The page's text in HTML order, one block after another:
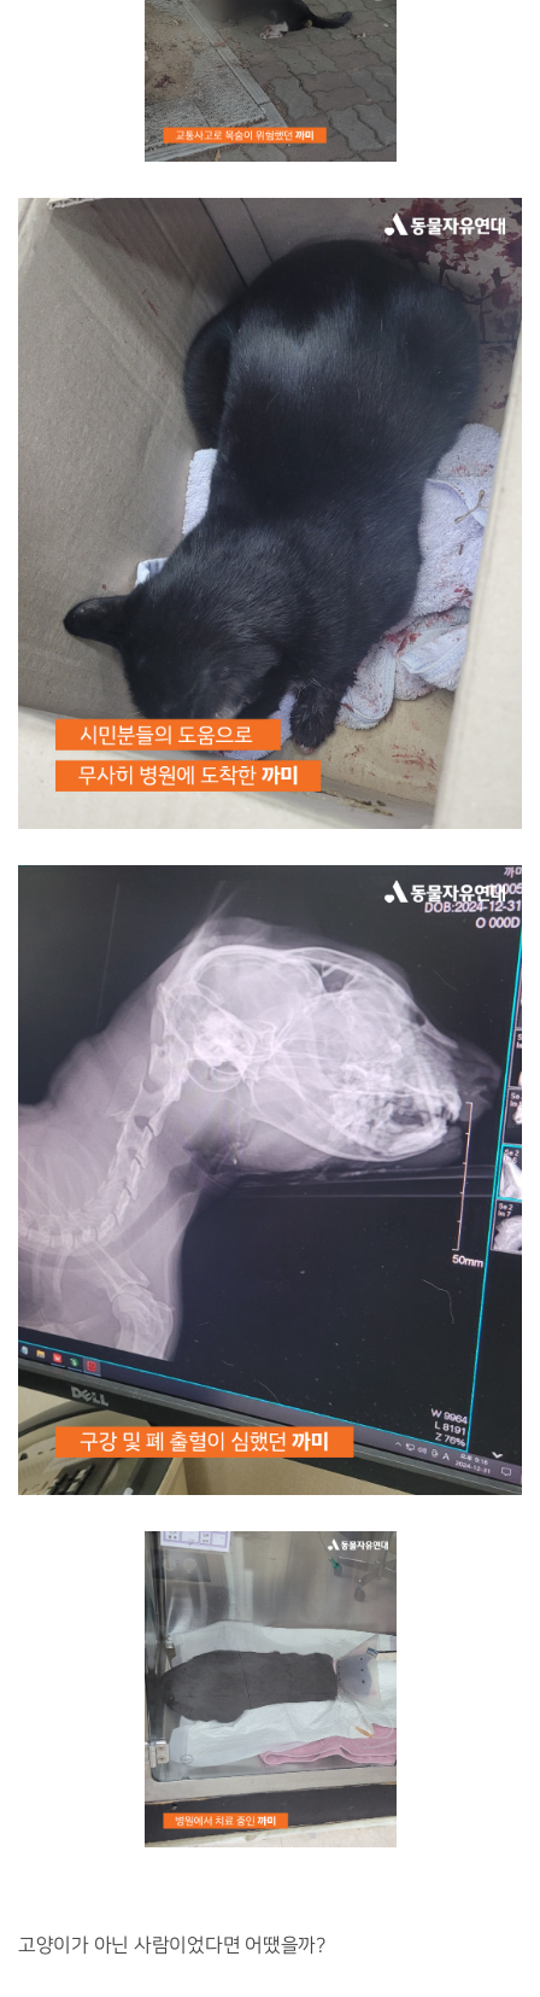
고양이가 아닌 사람이었다면 어땠을까?